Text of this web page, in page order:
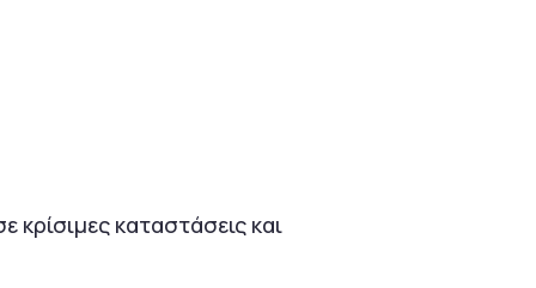
κρίσιμες καταστάσεις και